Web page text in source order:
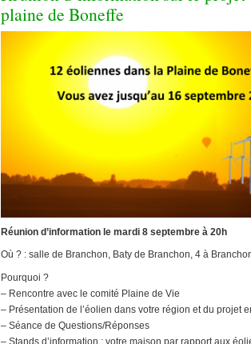
plaine de Boneffe
Réunion d’information le mardi 8 septembre à 20h
Où ? : salle de Branchon, Baty de Branchon, 4 à
Pourquoi ?
– Rencontre avec le comité Plaine de Vie
– Présentation de l’éolien dans votre région et du projet
– Séance de Questions/Réponses
– Stands d’information : votre maison par rapport aux